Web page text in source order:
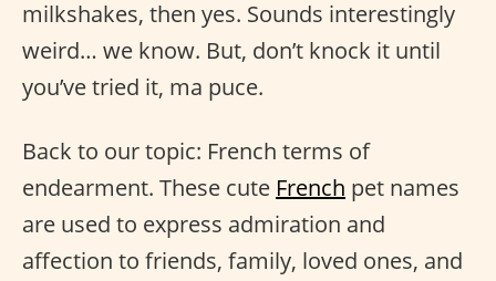
milkshakes, then yes. Sounds interestingly
weird… we know. But, don’t knock it until
you’ve tried it, ma puce.
Back to our topic: French terms of
endearment. These cute French pet names
are used to express admiration and
affection to friends, family, loved ones, and